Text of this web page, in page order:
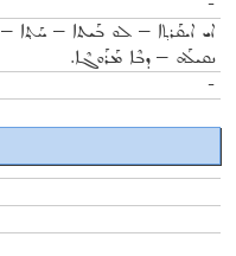
-
ܐܝ ܐܝܩܰܪܬ݂ܐ – ܠܘ ܒܰܝܬܐ – ܚܰܬ݂ܐ –
ܢܩܝܠܰܗ – ܕܒܶܐ ܡܰܪܰܘܓܶܐ.
-